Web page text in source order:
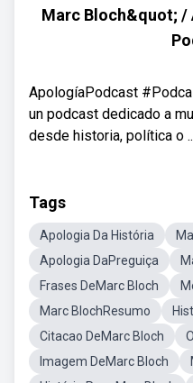
Marc Bloch&quot; /
ApologíaPodcast
un podcast dedicado a
desde historia, política o
Tags
Apologia Da História
Apologia DaPreguiça
Frases DeMarc Bloch
Marc BlochResumo
Citacao DeMarc Bloch
Imagem DeMarc Bloch